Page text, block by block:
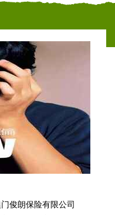
俊朗保险有限公司